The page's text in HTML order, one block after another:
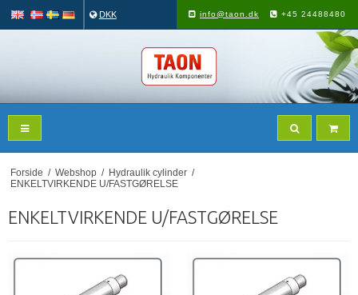
DKK info@taon.dk +45 24488480
Forside / Webshop / Hydraulik cylinder /
ENKELTVIRKENDE U/FASTGØRELSE
ENKELTVIRKENDE U/FASTGØRELSE